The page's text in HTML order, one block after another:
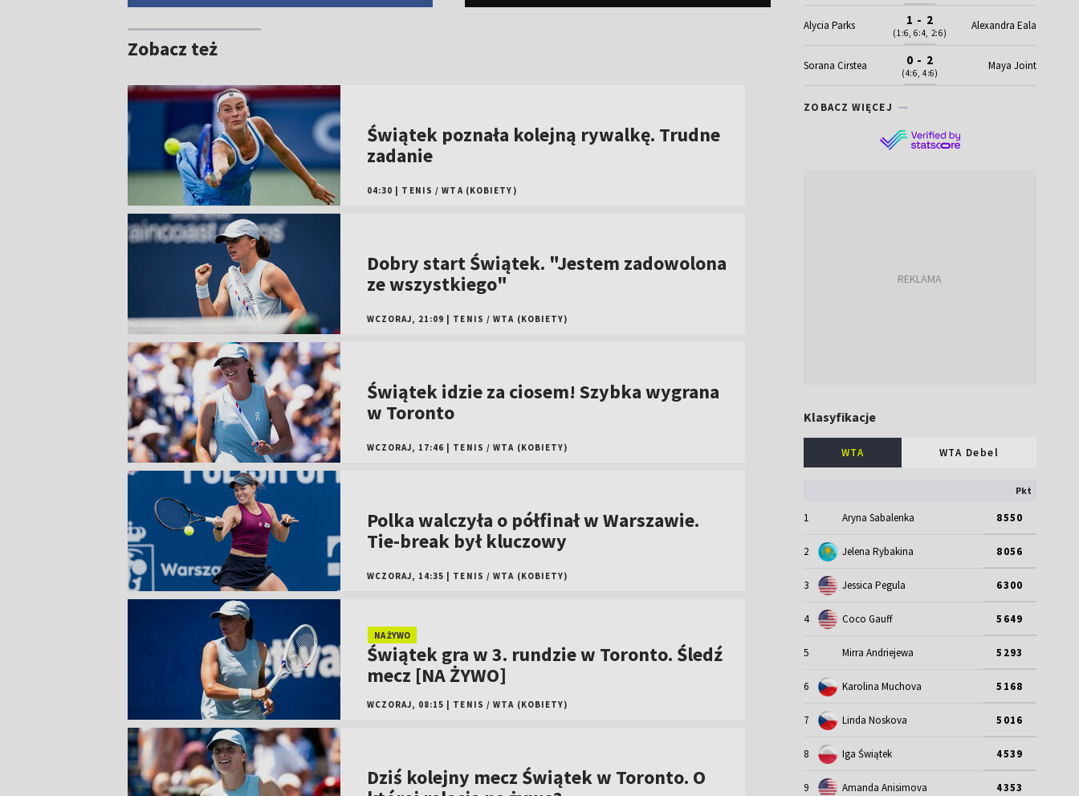
Zobacz też
Świątek poznała kolejną rywalkę. Trudne
zadanie
04:30 TENIS / WTA (KOBIETY)
Dobry start Świątek. "Jestem zadowolona
ze wszystkiego"
WCZORAJ, 21:09 TENIS / WTA (KOBIETY)
Świątek idzie za ciosem! Szybka wygrana
w Toronto
WCZORAJ, 17:46 TENIS / WTA (KOBIETY)
Polka walczyła o półfinał w Warszawie.
Tie-break był kluczowy
WCZORAJ, 14:35 TENIS / WTA (KOBIETY)
NA ŻYWO
Świątek gra w 3. rundzie w Toronto. Śledź
mecz [NA ŻYWO]
WCZORAJ, 08:15 TENIS / WTA (KOBIETY)
Dziś kolejny mecz Świątek w Toronto. O
Alycia Parks 1 - 2
(1:6, 6:4, 2:6)
Alexandra Eala
Sorana Cirstea 0 - 2
(4:6, 4:6)
Maya Joint
ZOBACZ WIĘCEJ
Klasyfikacje
WTA WTA Debel
Pkt
1 Aryna Sabalenka 8550
2 Jelena Rybakina 8056
3 Jessica Pegula 6300
4 Coco Gauff 5649
5 Mirra Andriejewa 5293
6 Karolina Muchova 5168
7 Linda Noskova 5016
8 Iga Świątek 4539
9 Amanda Anisimova 4353